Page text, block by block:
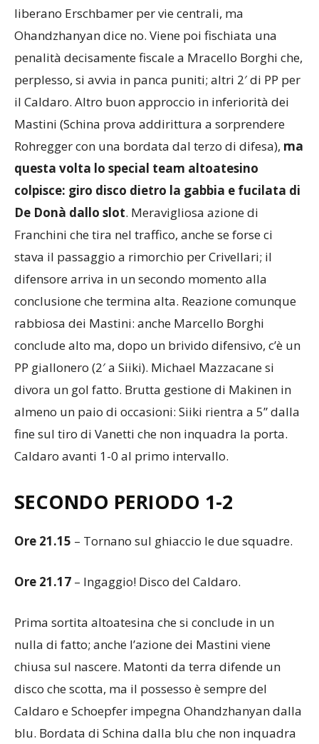
liberano Erschbamer per vie centrali, ma
Ohandzhanyan dice no. Viene poi fischiata una
penalità decisamente fiscale a Mracello Borghi che,
perplesso, si avvia in panca puniti; altri 2′ di PP per
il Caldaro. Altro buon approccio in inferiorità dei
Mastini (Schina prova addirittura a sorprendere
Rohregger con una bordata dal terzo di difesa), ma
questa volta lo special team altoatesino
colpisce: giro disco dietro la gabbia e fucilata di
De Donà dallo slot. Meravigliosa azione di
Franchini che tira nel traffico, anche se forse ci
stava il passaggio a rimorchio per Crivellari; il
difensore arriva in un secondo momento alla
conclusione che termina alta. Reazione comunque
rabbiosa dei Mastini: anche Marcello Borghi
conclude alto ma, dopo un brivido difensivo, c’è un
PP giallonero (2′ a Siiki). Michael Mazzacane si
divora un gol fatto. Brutta gestione di Makinen in
almeno un paio di occasioni: Siiki rientra a 5” dalla
fine sul tiro di Vanetti che non inquadra la porta.
Caldaro avanti 1-0 al primo intervallo.
SECONDO PERIODO 1-2
Ore 21.15 – Tornano sul ghiaccio le due squadre.
Ore 21.17 – Ingaggio! Disco del Caldaro.
Prima sortita altoatesina che si conclude in un
nulla di fatto; anche l’azione dei Mastini viene
chiusa sul nascere. Matonti da terra difende un
disco che scotta, ma il possesso è sempre del
Caldaro e Schoepfer impegna Ohandzhanyan dalla
blu. Bordata di Schina dalla blu che non inquadra